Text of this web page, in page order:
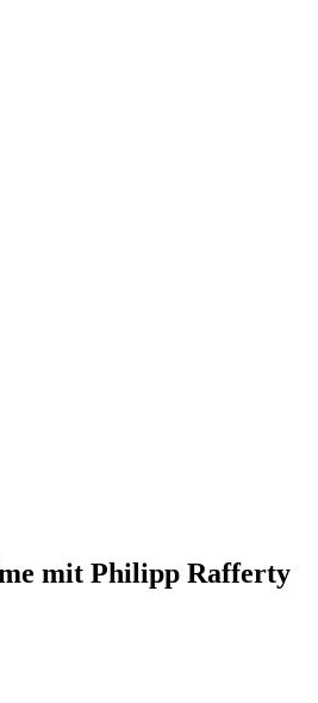
mit Philipp Rafferty